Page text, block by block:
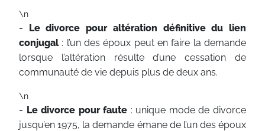
\n
- Le divorce pour altération définitive du lien
conjugal: l’un des époux peut en faire la demande
lorsque l’altération résulte d’une cessation de
communauté de vie depuis plus de deux ans.
\n
- Le divorce pour faute : unique mode de divorce
jusqu’en 1975, la demande émane de l’un des époux